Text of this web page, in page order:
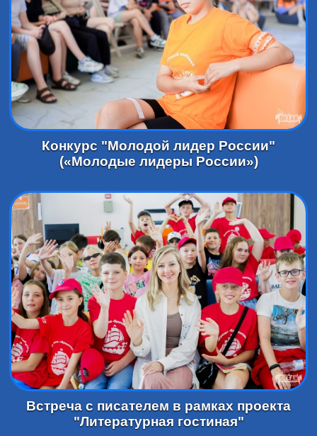
Конкурс "Молодой лидер России"
(«Молодые лидеры России»)
Встреча с писателем в рамках проекта
"Литературная гостиная"